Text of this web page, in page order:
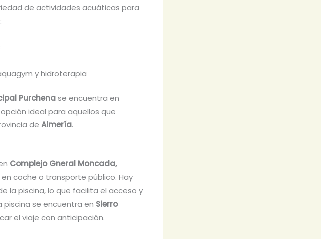
de actividades acuáticas para
y hidroterapia
Purchenase encuentra en
ideal para aquellos que
de Almería.
Complejo Gneral Moncada,
coche o transporte público. Hay
la piscina, lo que facilita el acceso y
piscina se encuentra en Sierro
el viaje con anticipación.